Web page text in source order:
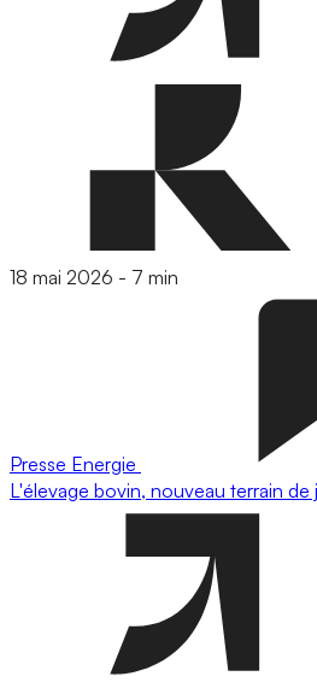
18 mai 2026 - 7 min
Presse Energie
L'élevage bovin, nouveau terrain de